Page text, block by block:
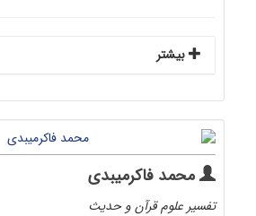
بیشتر
محمد فاکرمیبدی
تفسیر علوم قرآن و حدیث